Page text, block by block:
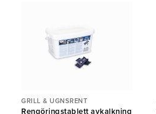
GRILL & UGNSRENT
Rengöringstablett avkalkning